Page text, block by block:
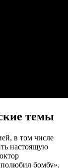
темы
в том числе
настоящую
полюбил бомбу».